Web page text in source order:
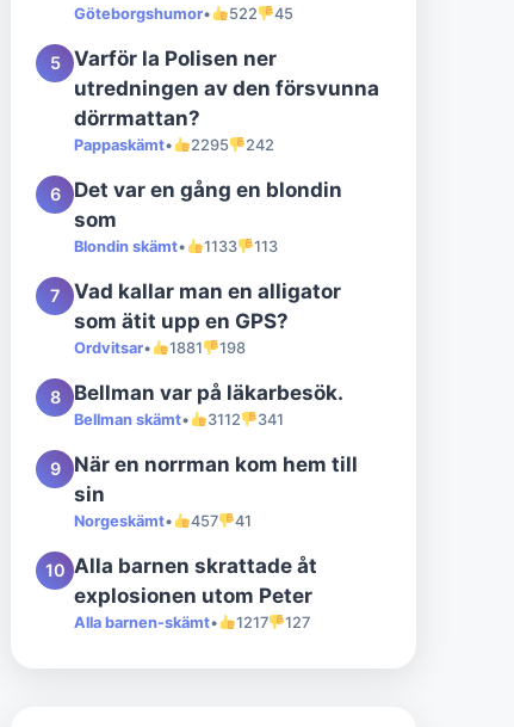
Göteborgshumor• 522 45
5
Varför la Polisen ner
utredningen av den försvunna
dörrmattan?
Pappaskämt• 2295 242
6
Det var en gång en blondin
som
Blondin skämt• 1133 113
7
Vad kallar man en alligator
som ätit upp en GPS?
Ordvitsar• 1881 198
8 Bellman var på läkarbesök.
Bellman skämt• 3112 341
9
När en norrman kom hem till
sin
Norgeskämt• 457 41
10 Alla barnen skrattade åt
explosionen utom Peter
Alla barnen-skämt• 1217 127